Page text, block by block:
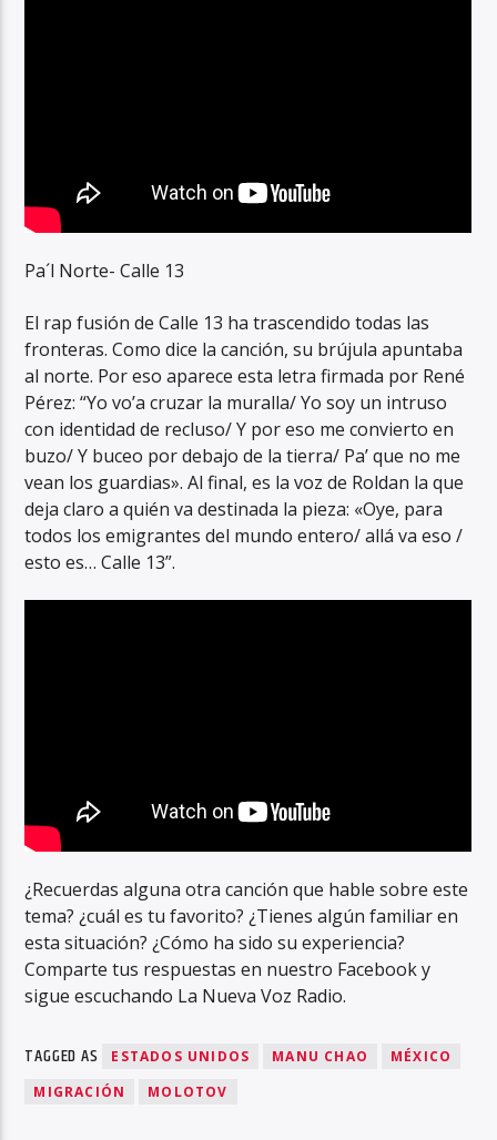
Pa´l Norte- Calle 13
El rap fusión de Calle 13 ha trascendido todas las
fronteras. Como dice la canción, su brújula apuntaba
al norte. Por eso aparece esta letra firmada por René
Pérez: “Yo vo’a cruzar la muralla/ Yo soy un intruso
con identidad de recluso/ Y por eso me convierto en
buzo/ Y buceo por debajo de la tierra/ Pa’ que no me
vean los guardias». Al final, es la voz de Roldan la que
deja claro a quién va destinada la pieza: «Oye, para
todos los emigrantes del mundo entero/ allá va eso /
esto es… Calle 13”.
¿Recuerdas alguna otra canción que hable sobre este
tema? ¿cuál es tu favorito? ¿Tienes algún familiar en
esta situación? ¿Cómo ha sido su experiencia?
Comparte tus respuestas en nuestro Facebook y
sigue escuchando La Nueva Voz Radio.
TAGGED AS ESTADOS UNIDOS MANU CHAO
MÉXICO
MIGRACIÓN
MOLOTOV